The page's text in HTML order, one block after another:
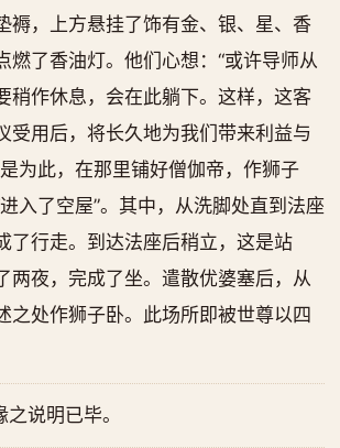
褥，上方悬挂了饰有金、银、星、香
燃了香油灯。他们心想：“或许导师从
稍作休息，会在此躺下。这样，这客
受用后，将长久地为我们带来利益与
为此，在那里铺好僧伽帝，作狮子
入了空屋”。其中，从洗脚处直到法座
了行走。到达法座后稍立，这是站
两夜，完成了坐。遣散优婆塞后，从
之处作狮子卧。此场所即被世尊以四
说明已毕。